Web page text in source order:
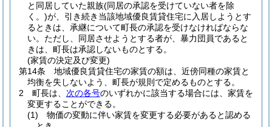
と同居していた親族(同居の承認を受けていない者を除
く。)が、引き続き当該地域優良賃貸住宅に入居しようとす
るときは、承継について町長の承認を受けなければならな
い。 ただし、同居させようとする者が、暴力団員であると
きは、町長は承認しないものとする。
(家賃の決定及び変更)
第14条
地域優良賃貸住宅の家賃の額は、近傍同種の家賃と
均衡を失しないよう、町長が規則で定めるものとする。
2
町長は、 次の各号のいずれかに該当する場合には、家賃を
変更することができる。
(1)
物価の変動に伴い家賃を変更する必要があると認める